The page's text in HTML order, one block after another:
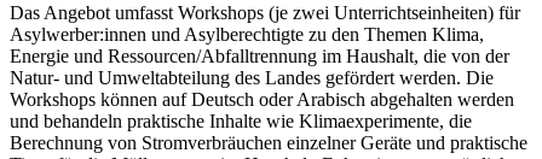
Das Angebot umfasst Workshops (je zwei Unterrichtseinheiten) für
Asylwerber:innen und Asylberechtigte zu den Themen Klima,
Energie und Ressourcen/Abfalltrennung im Haushalt, die von der
Natur- und Umweltabteilung des Landes gefördert werden. Die
Workshops können auf Deutsch oder Arabisch abgehalten werden
und behandeln praktische Inhalte wie Klimaexperimente, die
Berechnung von Stromverbräuchen einzelner Geräte und praktische